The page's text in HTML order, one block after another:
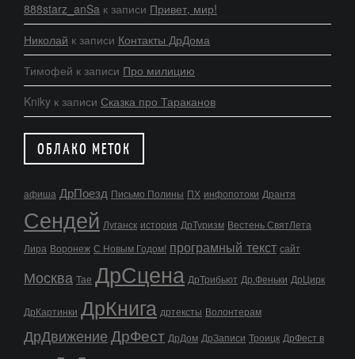
888starz_anSa к записи Привет, мир!
Николай к записи Контакты ДрДома
Тимофей к записи Про милицию
Kniky к записи Сказка про Тараканов
ОБЛАКО МЕТОК
афиша ДрПоезд Письмо Полины ПХ инфопотоки Дрантя
Сендей Луганск история ДрТуризм Вестень СвятЛета
Лира Воронеж С Новым Годом! програмный текст сайт
Москва Тае ДрСцена ДрТрибьют Др.Феньки ДрЦирк
ДрКартинки ДрКнига дртексты Волонтерам
ДрДвижениеДрФест ДрДом ДрЗаписи Троицк ДрФест в